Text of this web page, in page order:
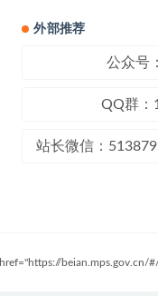
外部推荐
公众号
QQ群：
站长微信：
href="https://beian.mps.gov.cn/